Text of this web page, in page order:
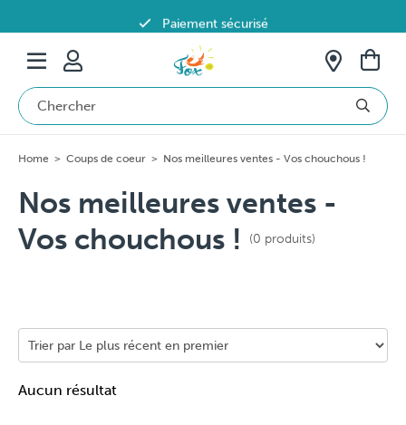
Paiement sécurisé
Livraison offerte dès 69€ en Belgique
Home > Coups de coeur > Nos meilleures ventes - Vos chouchous !
Nos meilleures ventes -
Vos chouchous !
(0 produits)
Aucun résultat